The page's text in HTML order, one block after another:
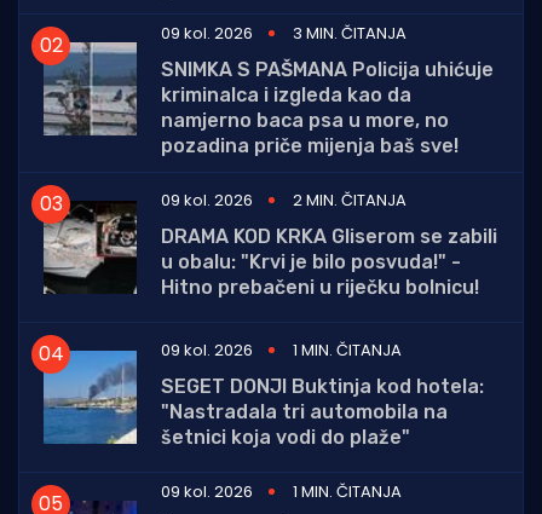
09 kol. 2026
3 MIN. ČITANJA
SNIMKA S PAŠMANA Policija uhićuje
kriminalca i izgleda kao da
namjerno baca psa u more, no
pozadina priče mijenja baš sve!
09 kol. 2026
2 MIN. ČITANJA
DRAMA KOD KRKA Gliserom se zabili
u obalu: "Krvi je bilo posvuda!" -
Hitno prebačeni u riječku bolnicu!
09 kol. 2026
1 MIN. ČITANJA
SEGET DONJI Buktinja kod hotela:
"Nastradala tri automobila na
šetnici koja vodi do plaže"
09 kol. 2026
1 MIN. ČITANJA